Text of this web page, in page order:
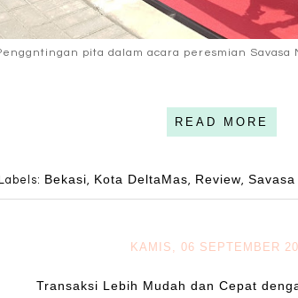
pita dalam acara peresmian Savasa
READ MORE
Labels: Bekasi, Kota DeltaMas, Review,Savasa
KAMIS, 06 SEPTEMBER
Transaksi Lebih Mudah dan Cepat